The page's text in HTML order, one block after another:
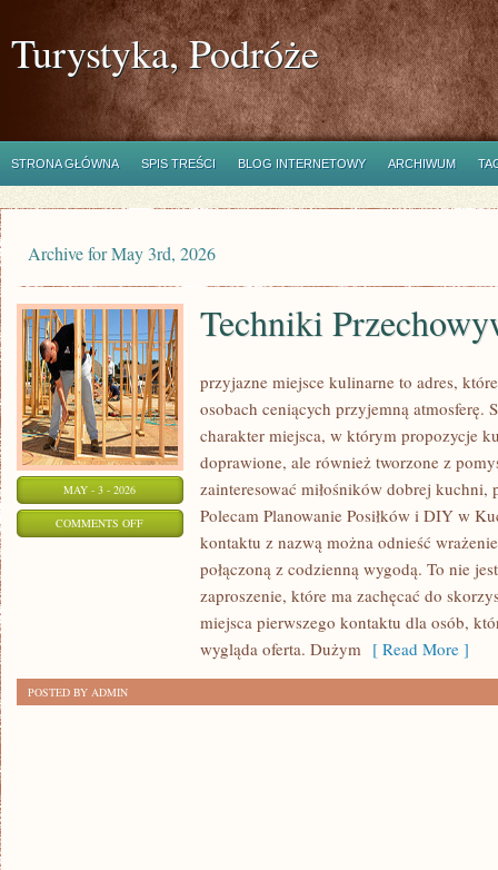
Turystyka, Podróże
STRONA GŁÓWNA SPIS TREŚCI BLOG INTERNETOWY ARCHIWUM
Archive for May 3rd, 2026
MAY - 3 - 2026
COMMENTS OFFON
PRZECHOWYWANIA
Techniki
przyjazne miejsce kulinarne to adres,
osobach ceniących przyjemną atmosferę.
charakter miejsca, w którym propozycje
doprawione, ale również tworzone z
zainteresować miłośników dobrej kuchni,
Polecam Planowanie Posiłków i DIY w
kontaktu z nazwą można odnieść
połączoną z codzienną wygodą. To nie
zaproszenie, które ma zachęcać do
miejsca pierwszego kontaktu dla osób,
wygląda oferta. Dużym [ Read More ]
POSTED BY ADMIN